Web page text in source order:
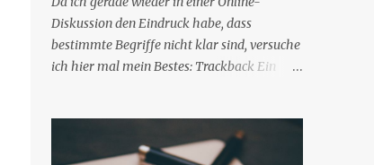
Mail entfernen, da ich sie so nur an einer
Stelle pflegen muss.
Diskussion den Eindruck habe, dass
bestimmte Begriffe nicht klar sind, versuche
ich hier mal mein Bestes: Trackback Ein
besagt: "Lieber Blogeintrag, ich habe einen
Kommentar zu dir geschrieben, aber nicht